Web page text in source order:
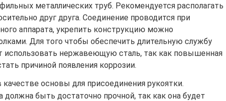
металлических труб. Рекомендуется располагать
друг друга. Соединение проводится при
аппарата, укрепить конструкцию можно
Для того чтобы обеспечить длительную службу
использовать нержавеющую сталь, так как повышенная
причиной появления коррозии.
качестве основы для присоединения рукоятки.
должна быть достаточно прочной, так как она будет